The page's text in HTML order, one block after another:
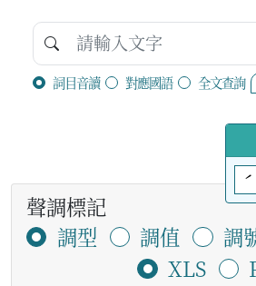
詞目音讀 對應國語 全文查詢
ˊ
聲調標記
調型
調值
調
XLS